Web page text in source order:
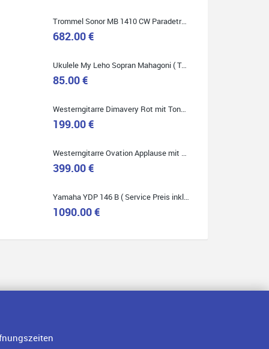
Klein...aber fein!
Toller Service, nette Leute. Immer wieder gerne..
Quelle: Google-Rezension
Trommel Sonor MB 1410 CW Paradetrommel ( Service Preis inkl. Werkstatt Service )
682.00 €
Ukulele My Leho Sopran Mahagoni ( Top Empfehlung ! )
85.00 €
199.00 €
399.00 €
1090.00 €